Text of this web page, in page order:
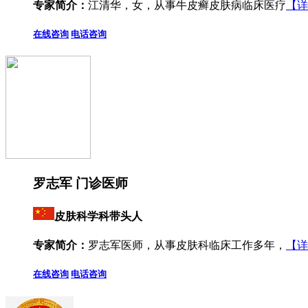
专家简介： 江清华，女，从事牛皮癣皮肤病临床医疗 【
在线咨询 电话咨询
罗志军 门诊医师
皮肤科学科带头人
专家简介： 罗志军医师，从事皮肤科临床工作多年， 【
在线咨询 电话咨询